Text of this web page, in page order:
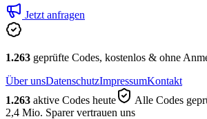
Jetzt anfragen
1.263 geprüfte Codes, kostenlos & ohne
Über unsDatenschutzImpressumKontakt
1.263 aktive Codes heute
Alle Codes
2,4 Mio. Sparer vertrauen uns